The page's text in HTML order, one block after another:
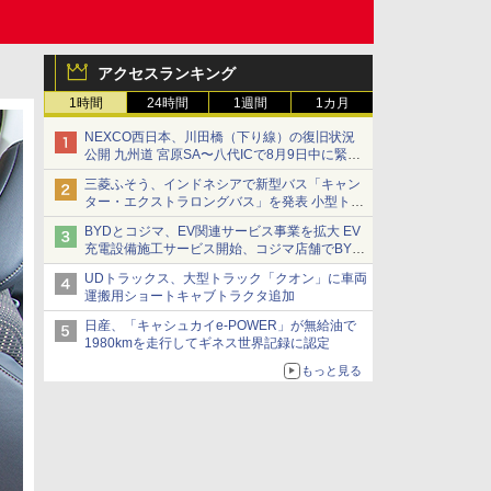
アクセスランキング
1時間 24時間 1週間 1カ月
NEXCO西日本、川田橋（下り線）の復旧状況
公開 九州道 宮原SA〜八代ICで8月9日中に緊急
車両を通行可能に
三菱ふそう、インドネシアで新型バス「キャン
ター・エクストラロングバス」を発表 小型トラ
ックベースの観光・旅客輸送向けバス
BYDとコジマ、EV関連サービス事業を拡大 EV
充電設備施工サービス開始、コジマ店舗でBYD
車の展示・試乗イベントを強化
UDトラックス、大型トラック「クオン」に車両
運搬用ショートキャブトラクタ追加
日産、「キャシュカイe-POWER」が無給油で
1980kmを走行してギネス世界記録に認定
もっと見る